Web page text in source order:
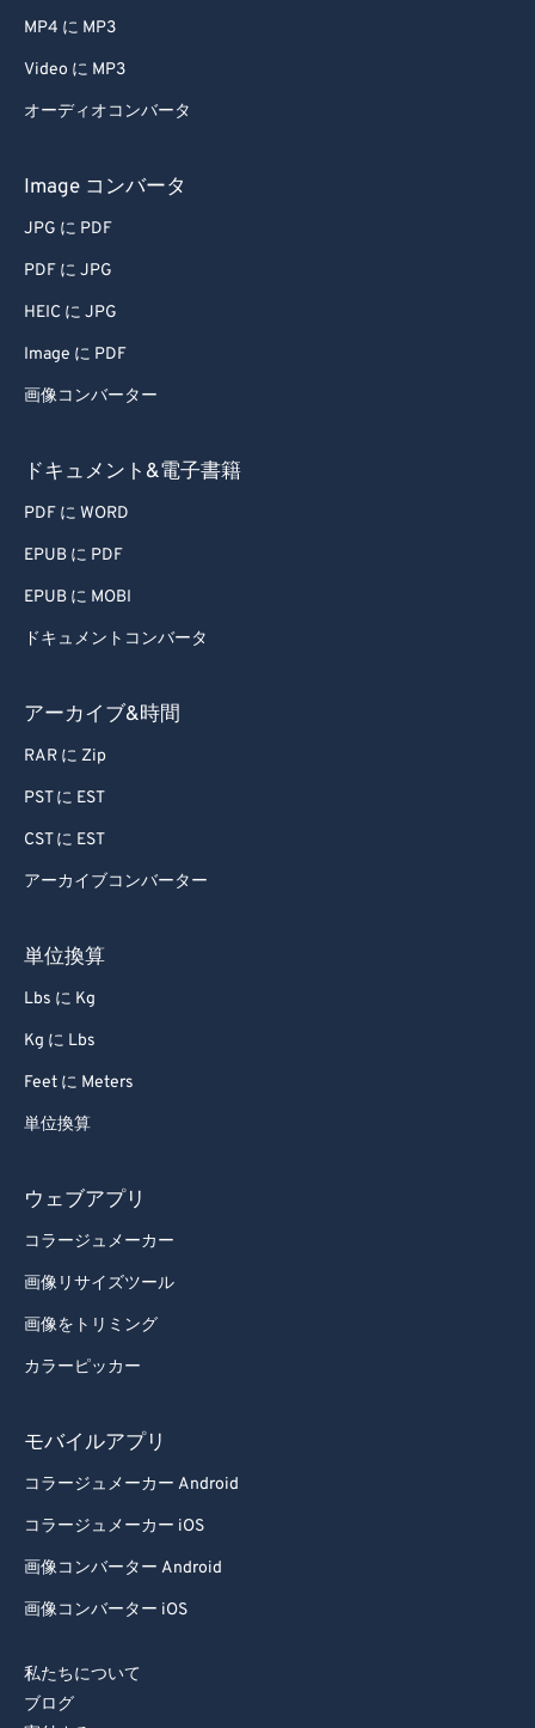
MP4 に MP3
Video に MP3
オーディオコンバータ
Image コンバータ
JPG に PDF
PDF に JPG
HEIC に JPG
Image に PDF
画像コンバーター
ドキュメント&電子書籍
PDF に WORD
EPUB に PDF
EPUB に MOBI
ドキュメントコンバータ
アーカイブ&時間
RAR に Zip
PST に EST
CST に EST
アーカイブコンバーター
単位換算
Lbs に Kg
Kg に Lbs
Feet に Meters
単位換算
ウェブアプリ
コラージュメーカー
画像リサイズツール
画像をトリミング
カラーピッカー
モバイルアプリ
コラージュメーカー Android
コラージュメーカー iOS
画像コンバーター Android
画像コンバーター iOS
私たちについて
ブログ